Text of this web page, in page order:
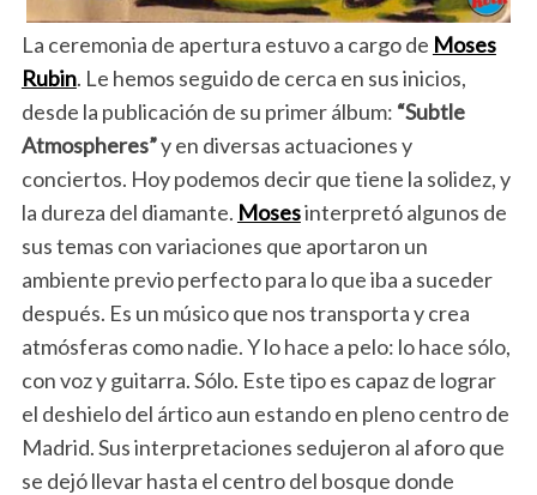
La ceremonia de apertura estuvo a cargo de Moses
Rubin. Le hemos seguido de cerca en sus inicios,
desde la publicación de su primer álbum: “Subtle
Atmospheres”y en diversas actuaciones y
conciertos. Hoy podemos decir que tiene la solidez, y
la dureza del diamante. Mosesinterpretó algunos de
sus temas con variaciones que aportaron un
ambiente previo perfecto para lo que iba a suceder
después. Es un músico que nos transporta y crea
atmósferas como nadie. Y lo hace a pelo: lo hace sólo,
con voz y guitarra. Sólo. Este tipo es capaz de lograr
el deshielo del ártico aun estando en pleno centro de
Madrid. Sus interpretaciones sedujeron al aforo que
se dejó llevar hasta el centro del bosque donde